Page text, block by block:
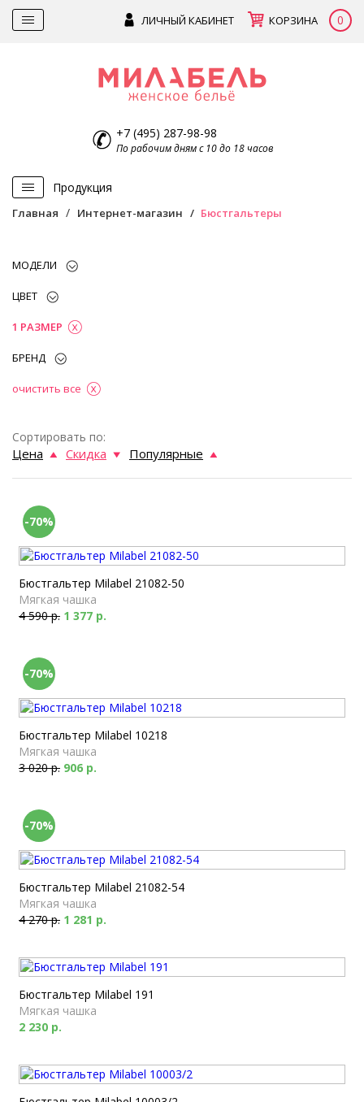
ЛИЧНЫЙ КАБИНЕТ КОРЗИНА 0
+7 (495) 287-98-98
По рабочим дням с 10 до 18 часов
Продукция
Главная Интернет-магазин Бюстгальтеры
МОДЕЛИ
ЦВЕТ
1 РАЗМЕР
БРЕНД
очистить все
Сортировать по:
Цена Скидка Популярные
-70%
Бюстгальтер Milabel 21082-50
Мягкая чашка
4 590 р. 1 377 р.
-70%
Бюстгальтер Milabel 10218
Мягкая чашка
3 020 р. 906 р.
-70%
Бюстгальтер Milabel 21082-54
Мягкая чашка
4 270 р. 1 281 р.
Бюстгальтер Milabel 191
Мягкая чашка
2 230 р.